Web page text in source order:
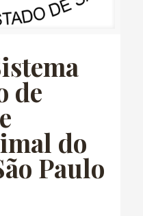
de
do
Paulo